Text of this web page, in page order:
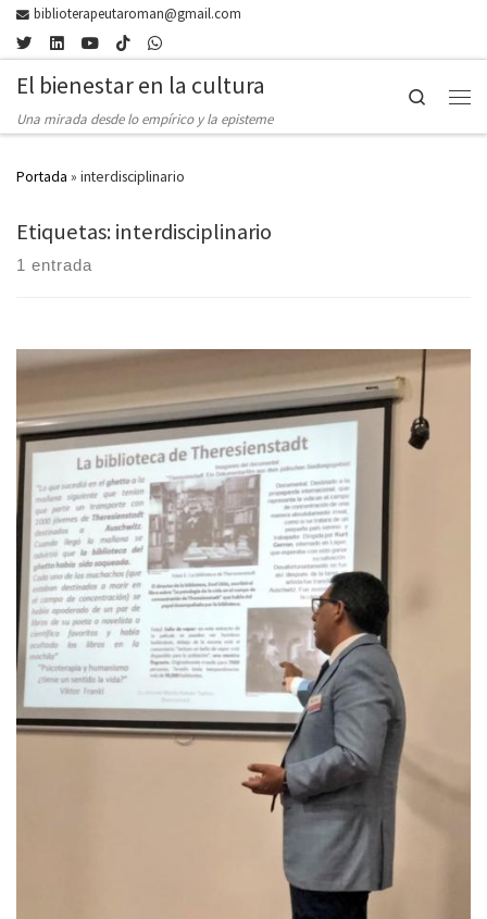
Skip to content
biblioterapeutaroman@gmail.com
El bienestar en la cultura
Una mirada desde lo empírico y la episteme
Search
Portada » interdisciplinario
Etiquetas: interdisciplinario
1 entrada